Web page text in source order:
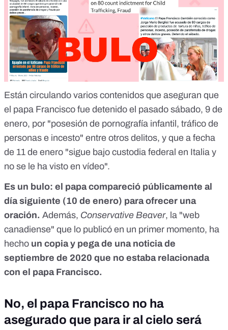
Están circulando varios contenidos que aseguran que
el papa Francisco fue detenido el pasado sábado, 9 de
enero, por "posesión de pornografía infantil, tráfico de
personas e incesto" entre otros delitos, y que a fecha
de 11 de enero "sigue bajo custodia federal en Italia y
no se le ha visto en vídeo".
Es un bulo: el papa compareció públicamente al
día siguiente (10 de enero) para ofrecer una
oración. Además, Conservative Beaver, la "web
canadiense" que lo publicó en un primer momento, ha
hecho un copia y pega de una noticia de
septiembre de 2020 que no estaba relacionada
con el papa Francisco.
No, el papa Francisco no ha
asegurado que para ir al cielo será